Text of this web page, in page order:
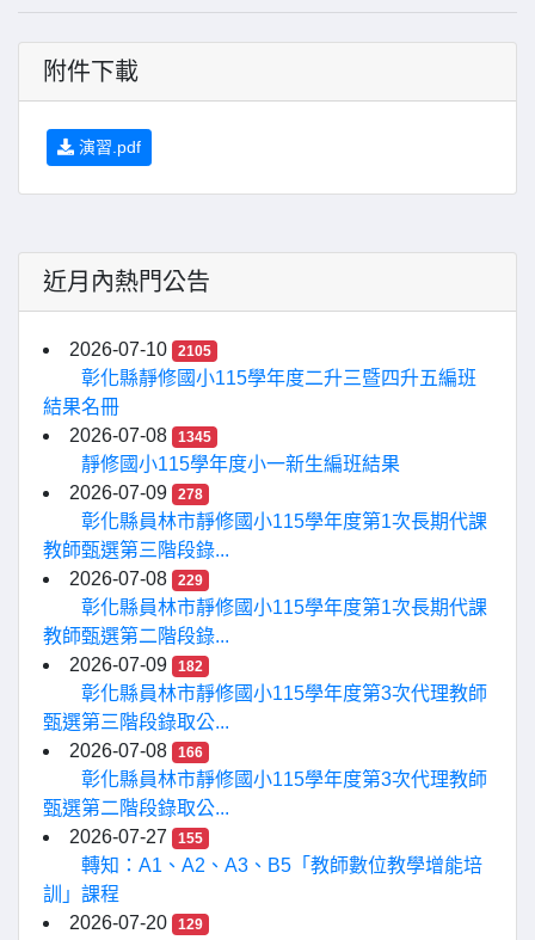
附件下載
演習.pdf
近月內熱門公告
2026-07-10 2105
彰化縣靜修國小115學年度二升三暨四升五編班
結果名冊
2026-07-08
1345
靜修國小115學年度小一新生編班結果
2026-07-09
278
彰化縣員林市靜修國小115學年度第1次長期代課
教師甄選第三階段錄...
2026-07-08
229
彰化縣員林市靜修國小115學年度第1次長期代課
教師甄選第二階段錄...
2026-07-09
182
彰化縣員林市靜修國小115學年度第3次代理教師
甄選第三階段錄取公...
2026-07-08
166
彰化縣員林市靜修國小115學年度第3次代理教師
甄選第二階段錄取公...
2026-07-27
155
轉知：A1、A2、A3、B5「教師數位教學增能培
訓」課程
2026-07-20
129